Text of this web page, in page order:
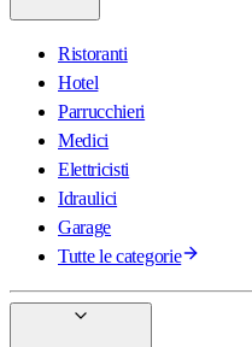
Ristoranti
Hotel
Parrucchieri
Medici
Elettricisti
Idraulici
Garage
Tutte le categorie